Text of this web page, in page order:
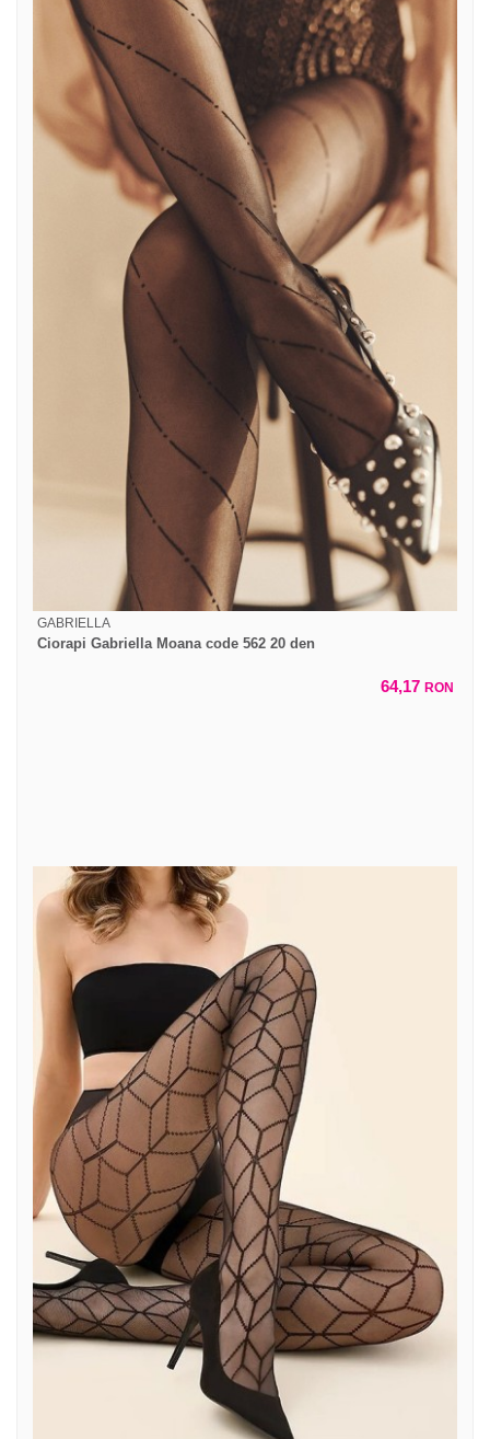
GABRIELLA
Ciorapi Gabriella Moana code 562 20 den
64,17 RON